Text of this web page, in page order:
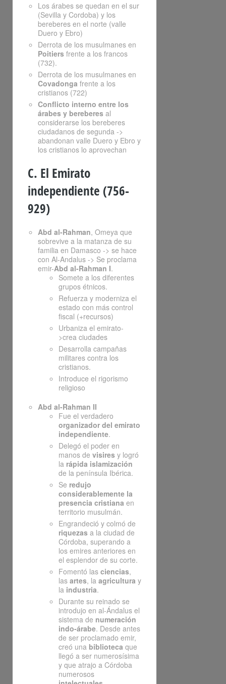
Los árabes se quedan en el sur
(Sevilla y Cordoba) y los
bereberes en el norte (valle
Duero y Ebro)
Derrota de los musulmanes en
Poitiers frente a los francos
(732).
Derrota de los musulmanes en
Covadonga frente a los
cristianos (722)
Conflicto interno entre los
árabes y bereberes al
considerarse los bereberes
ciudadanos de segunda ->
abandonan valle Duero y Ebro y
los cristianos lo aprovechan
C. El Emirato
independiente (756-
929)
Abd al-Rahman, Omeya que
sobrevive a la matanza de su
familia en Damasco -> se hace
con Al-Andalus -> Se proclama
emir-Abd al-Rahman I.
Somete a los diferentes
grupos étnicos.
Refuerza y moderniza el
estado con más control
fiscal (+recursos)
Urbaniza el emirato-
>crea ciudades
Desarrolla campañas
militares contra los
cristianos.
Introduce el rigorismo
religioso
Abd al-Rahman II
Fue el verdadero
organizador del emirato
independiente.
Delegó el poder en
manos de visires y logró
la rápida islamización
de la península Ibérica.
Se redujo
considerablemente la
presencia cristiana en
territorio musulmán.
Engrandeció y colmó de
riquezas a la ciudad de
Córdoba, superando a
los emires anteriores en
el esplendor de su corte.
Fomentó las ciencias,
las artes, la agricultura y
la industria.
Durante su reinado se
introdujo en al-Ándalus el
sistema de numeración
indo-árabe. Desde antes
de ser proclamado emir,
creó una biblioteca que
llegó a ser numerosísima
y que atrajo a Córdoba
numerosos